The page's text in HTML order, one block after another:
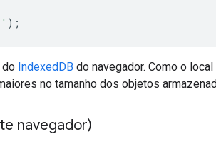
);
do IndexedDB do navegador. Como o
no tamanho dos objetos
navegador)